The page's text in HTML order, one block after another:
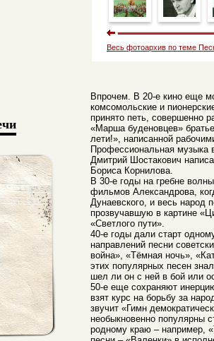
Весь фотоархив по теме
Впрочем. В 20-е кино еще
комсомольские и
принято петь, совершенно
«Марша буденовцев»
лети!», написанной
Профессиональная музыка
Дмитрий Шостакович
Бориса Корнилова.
В 30-е годы на гребне
фильмов Александрова,
Дунаевского, и весь народ
прозвучавшую в картине
«Светлого пути».
40-е годы дали старт
направлений песни
война», «Тёмная ночь»,
этих популярных песен
шел ли он с ней в бой или
50-е еще сохраняют
взят курс на борьбу за
звучит «Гимн
необыкновенно популярны
родному краю – например,